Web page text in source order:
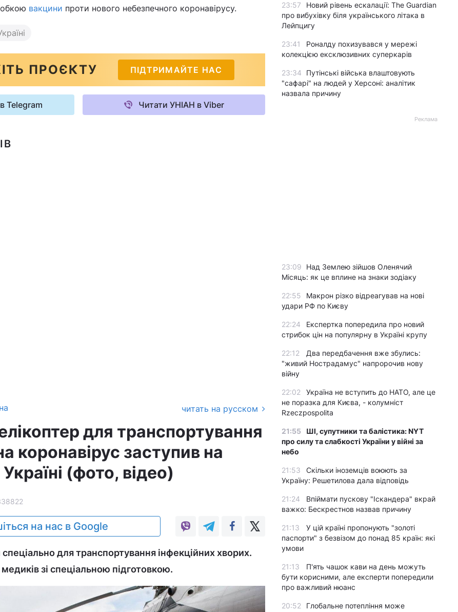
вакцини проти нового небезпечного коронавірусу.
ПРОЄКТУ ПІДТРИМАЙТЕ НАС
Telegram Читати УНІАН в Viber
читать на русском
для транспортування
коронавірус заступив на
(фото, відео)
на нас в Google
для транспортування інфекційних хворих.
зі спеціальною підготовкою.
23:57
Новий рівень ескалації: The Guardian
про вибухівку біля українського літака в
Лейпцигу
23:41
Роналду похизувався у мережі
колекцією ексклюзивних суперкарів
23:34
Путінські війська влаштовують
"сафарі" на людей у Херсоні: аналітик
назвала причину
Реклама
23:09
Над Землею зійшов Оленячий
Місяць: як це вплине на знаки зодіаку
22:55
Макрон різко відреагував на нові
удари РФ по Києву
22:24
Експертка попередила про новий
стрибок цін на популярну в Україні крупу
22:12
Два передбачення вже збулись:
"живий Нострадамус" напророчив нову
війну
22:02
Україна не вступить до НАТО, але це
не поразка для Києва, - колумніст
Rzeczpospolita
21:55
ШІ, супутники та балістика: NYT
про силу та слабкості України у війні за
небо
21:53
Скільки іноземців воюють за
Україну: Решетилова дала відповідь
21:24
Впіймати пускову "Іскандера" вкрай
важко: Бескрестнов назвав причину
21:13
У цій країні пропонують "золоті
паспорти" з безвізом до понад 85 країн: які
умови
21:13
П'ять чашок кави на день можуть
бути корисними, але експерти попередили
про важливий нюанс
20:52
Глобальне потепління може